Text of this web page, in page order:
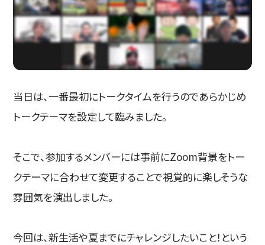
当日は、一番最初にトークタイムを行うのであらかじめ
トークテーマを設定して臨みました。
そこで、参加するメンバーには事前にZoom背景をトー
クテーマに合わせて変更することで視覚的に楽しそうな
雰囲気を演出しました。
今回は、新生活や夏までにチャレンジしたいこと！という